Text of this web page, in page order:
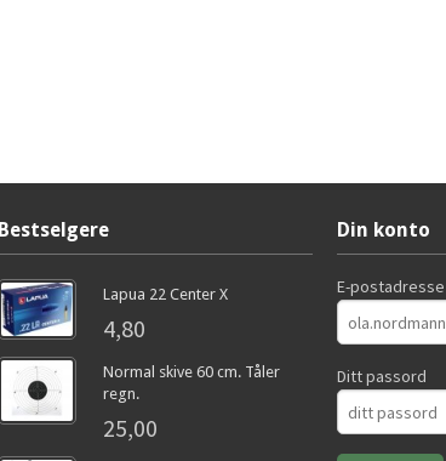
Bestselgere
Lapua 22 Center X
4,80
Normal skive 60 cm. Tåler
regn.
25,00
Din konto
E-postadresse
Ditt passord